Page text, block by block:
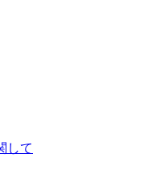
して